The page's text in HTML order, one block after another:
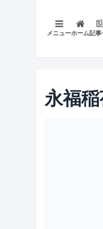
メニューホーム記事
永福